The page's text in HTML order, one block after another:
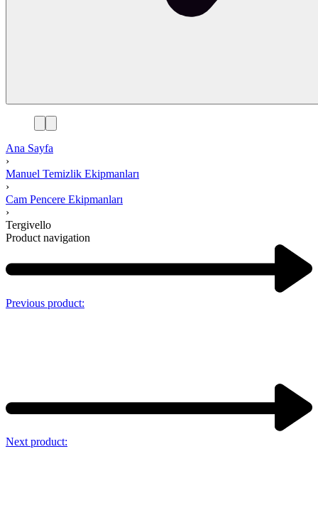
Ana Sayfa
›
Manuel Temizlik Ekipmanları
›
Cam Pencere Ekipmanları
›
Tergivello
Product navigation
Previous product:
Next product: